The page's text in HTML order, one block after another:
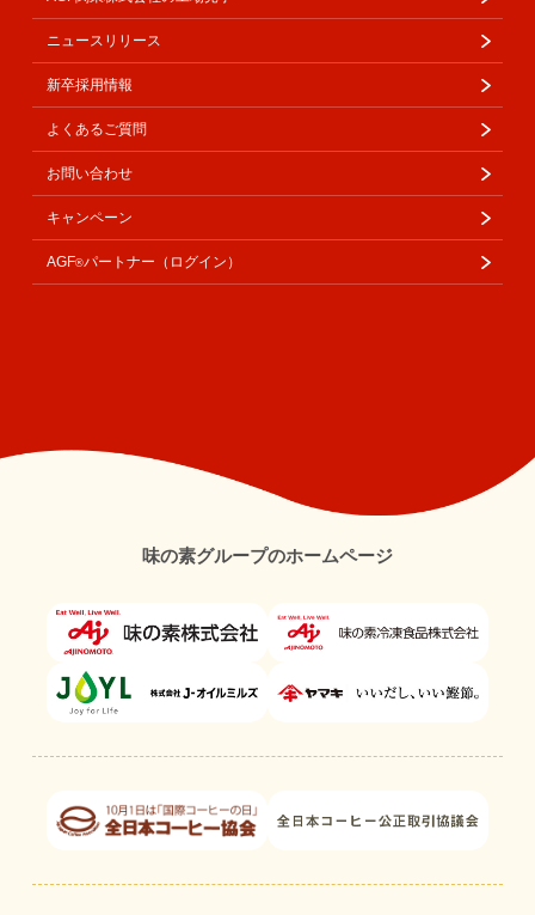
ニュースリリース
新卒採用情報
よくあるご質問
お問い合わせ
キャンペーン
AGF®パートナー（ログイン）
味の素グループのホームページ